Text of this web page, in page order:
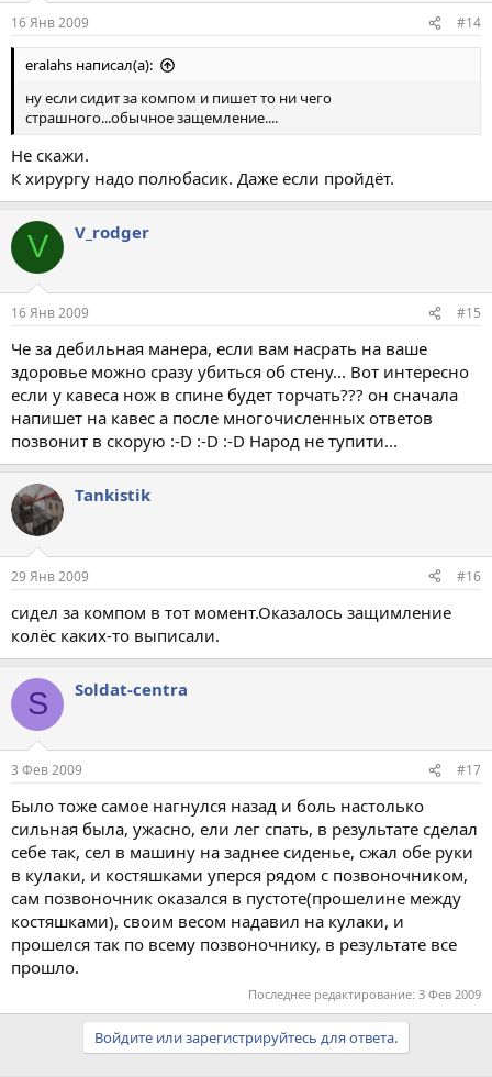
16 Янв 2009 #14
eralahs написал(а):
ну если сидит за компом и пишет то ни чего
страшного...обычное защемление....
Не скажи.
К хирургу надо полюбасик. Даже если пройдёт.
V V_rodger
16 Янв 2009 #15
Че за дебильная манера, если вам насрать на ваше
здоровье можно сразу убиться об стену... Вот интересно
если у кавеса нож в спине будет торчать??? он сначала
напишет на кавес а после многочисленных ответов
позвонит в скорую :-D :-D :-D Народ не тупити...
Tankistik
29 Янв 2009 #16
сидел за компом в тот момент.Оказалось защимление
колёс каких-то выписали.
S Soldat-centra
3 Фев 2009 #17
Было тоже самое нагнулся назад и боль настолько
сильная была, ужасно, ели лег спать, в результате сделал
себе так, сел в машину на заднее сиденье, сжал обе руки
в кулаки, и костяшками уперся рядом с позвоночником,
сам позвоночник оказался в пустоте(прошелине между
костяшками), своим весом надавил на кулаки, и
прошелся так по всему позвоночнику, в результате все
прошло.
Последнее редактирование: 3 Фев 2009
Войдите или зарегистрируйтесь для ответа.